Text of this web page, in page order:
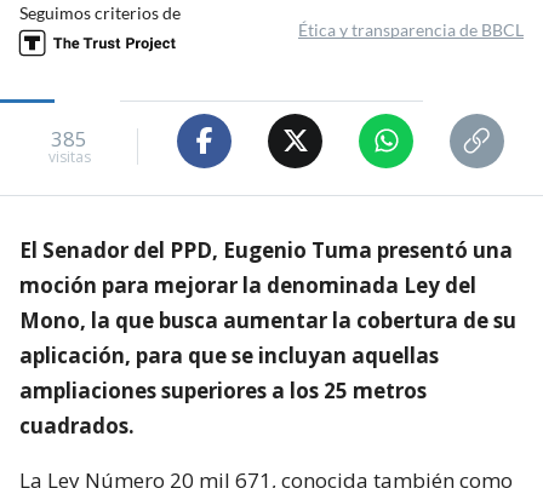
Seguimos criterios de
Ética y transparencia de BBCL
385
visitas
El Senador del PPD, Eugenio Tuma presentó una
moción para mejorar la denominada Ley del
Mono, la que busca aumentar la cobertura de su
aplicación, para que se incluyan aquellas
ampliaciones superiores a los 25 metros
cuadrados.
La Ley Número 20 mil 671, conocida también como